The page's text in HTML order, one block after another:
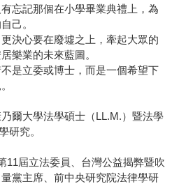
忘記那個在小學畢業典禮上，為
己。
決心要在廢墟之上，牽起大眾的
樂業的未來藍圖。
是立委或博士，而是一個希望下
爾大學法學碩士（LL.M.）暨法學
研究。
11屆立法委員、台灣公益揭弊暨吹
黨主席、前中央研究院法律學研